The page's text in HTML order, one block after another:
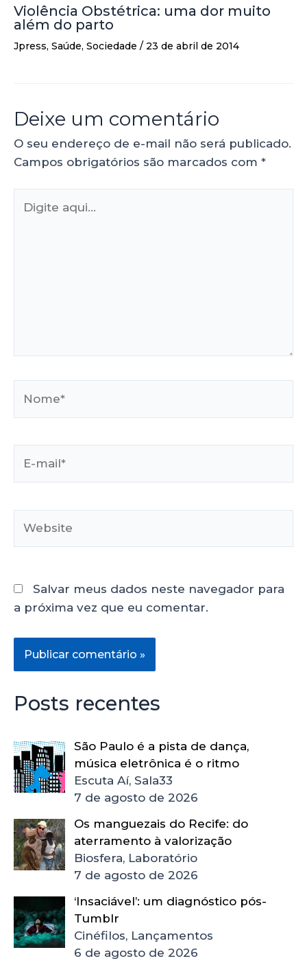
Violência Obstétrica: uma dor muito
além do parto
Jpress, Saúde, Sociedade / 23 de abril de 2014
Deixe um comentário
O seu endereço de e-mail não será publicado.
Campos obrigatórios são marcados com *
Salvar meus dados neste navegador para
a próxima vez que eu comentar.
Posts recentes
São Paulo é a pista de dança,
música eletrônica é o ritmo
Escuta Aí, Sala33
7 de agosto de 2026
Os manguezais do Recife: do
aterramento à valorização
Biosfera, Laboratório
7 de agosto de 2026
‘Insaciável’: um diagnóstico pós-
Tumblr
Cinéfilos, Lançamentos
6 de agosto de 2026